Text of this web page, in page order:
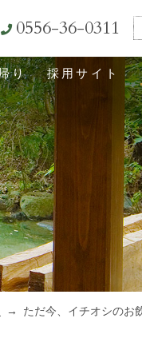
0556-36-0311
り 採用サイト
ただ今、イチオシのお